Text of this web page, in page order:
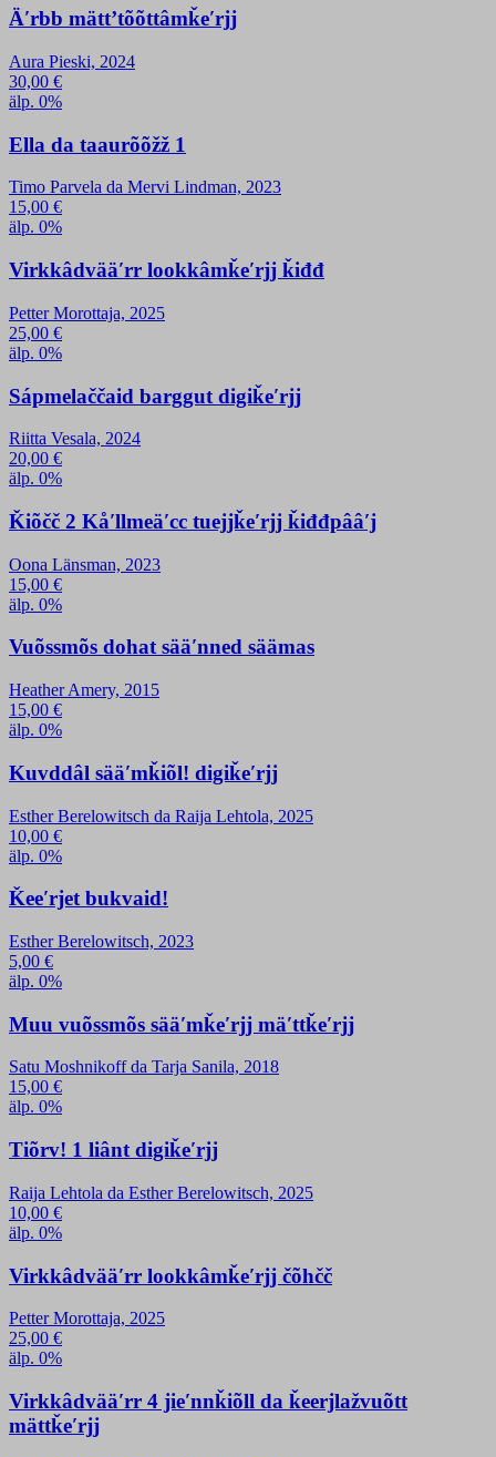
Äʹrbb mättʼtõõttâmǩeʹrjj
Aura Pieski, 2024
30,00 €
älp. 0%
Ella da taaurõõžž 1
Timo Parvela da Mervi Lindman, 2023
15,00 €
älp. 0%
Virkkâdvääʹrr lookkâmǩeʹrjj ǩiđđ
Petter Morottaja, 2025
25,00 €
älp. 0%
Sápmelaččaid barggut digiǩeʹrjj
Riitta Vesala, 2024
20,00 €
älp. 0%
Ǩiõčč 2 Kåʹllmeäʹcc tuejjǩeʹrjj ǩiđđpââʹj
Oona Länsman, 2023
15,00 €
älp. 0%
Vuõssmõs dohat sääʹnned säämas
Heather Amery, 2015
15,00 €
älp. 0%
Kuvddâl sääʹmǩiõl! digiǩeʹrjj
Esther Berelowitsch da Raija Lehtola, 2025
10,00 €
älp. 0%
Ǩeeʹrjet bukvaid!
Esther Berelowitsch, 2023
5,00 €
älp. 0%
Muu vuõssmõs sääʹmǩeʹrjj mäʹttǩeʹrjj
Satu Moshnikoff da Tarja Sanila, 2018
15,00 €
älp. 0%
Tiõrv! 1 liânt digiǩeʹrjj
Raija Lehtola da Esther Berelowitsch, 2025
10,00 €
älp. 0%
Virkkâdvääʹrr lookkâmǩeʹrjj čõhčč
Petter Morottaja, 2025
25,00 €
älp. 0%
Virkkâdvääʹrr 4 jieʹnnǩiõll da ǩeerjlažvuõtt
mättǩeʹrjj